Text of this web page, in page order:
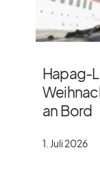
Hapag-
an Bord
1. Juli 2026